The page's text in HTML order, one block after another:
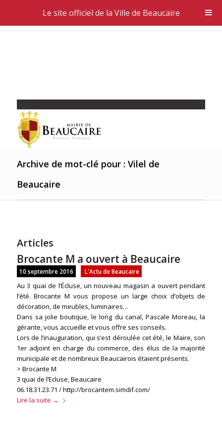
Archive de mot-clé pour : Vilel de
Beaucaire
Articles
Brocante M a ouvert à Beaucaire
10 septembre 2016 L'Actu de Beaucaire
Au 3 quai de l’Écluse, un nouveau magasin a ouvert pendant
l’été. Brocante M vous propose un large choix d’objets de
décoration, de meubles, luminaires…
Dans sa jolie boutique, le long du canal, Pascale Moreau, la
gérante, vous accueille et vous offre ses conseils.
Lors de l’inauguration, qui s’est déroulée cet été, le Maire, son
1er adjoint en charge du commerce, des élus de la majorité
municipale et de nombreux Beaucairois étaient présents.
> Brocante M
3 quai de l’Ecluse, Beaucaire
06.18.31.23.71 /http://brocantem.simdif.com/
Lire la suite →
Le site officiel de la Ville de Beaucaire